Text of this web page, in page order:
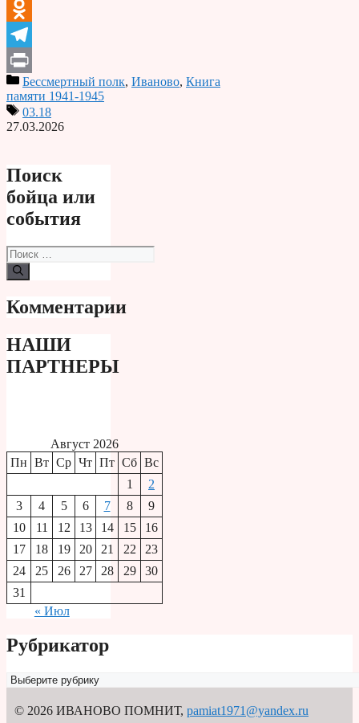
VK
Odnoklassniki
Telegram
PrintБессмертный полк, Иваново, Книга
памяти 1941-1945
03.18
27.03.2026
Поиск
бойца или
события
Поиск:
Комментарии
НАШИ
ПАРТНЕРЫ
Август 2026
Пн Вт Ср Чт Пт Сб Вс
1
2
3
4 5 6 7 8
9
10
11 12 13 14 15
16
17
18 19 20 21 22
23
24
25 26 27 28 29
30
31
« Июл
Рубрикатор
Рубрикатор
© 2026 ИВАНОВО ПОМНИТ, pamiat1971@yandex.ru